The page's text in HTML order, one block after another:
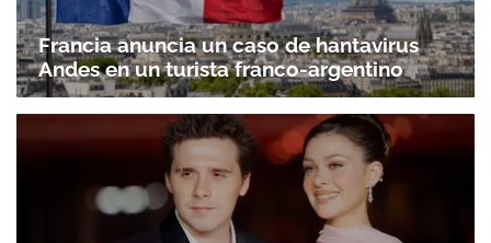
Francia anuncia un caso de hantavirus
Andes en un turista franco-argentino